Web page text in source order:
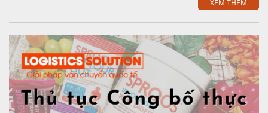
XEM THÊM